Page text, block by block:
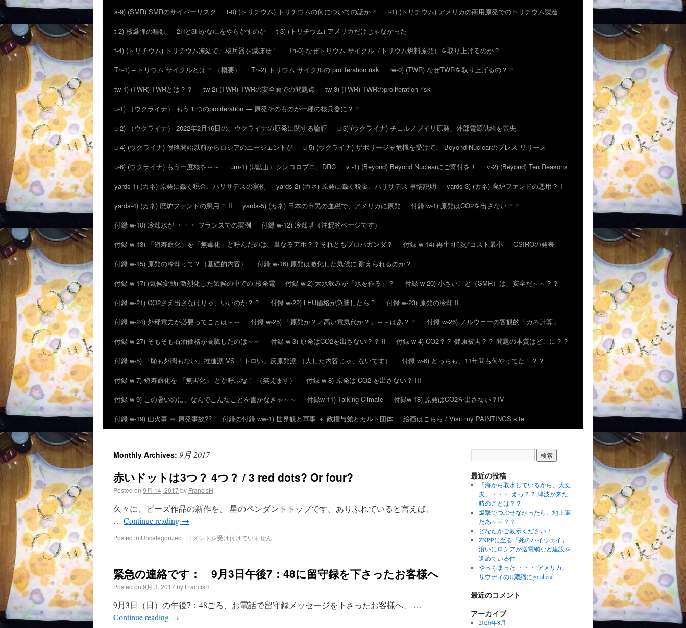
s-9) (SMR) SMRのサイバーリスク
t-0) (トリチウム) トリチウムの何についての話か？
t-1) (トリチウム) アメリカの商用原発でのトリチウム製造
t-2) 核爆弾の種類 ― 2Hと3Hがなにをやらかすのか
t-3) (トリチウム) アメリカだけじゃなかった
t-4) (トリチウム) トリチウム凍結で、核兵器を滅ぼせ！
Th-0) なぜトリウム サイクル（トリウム燃料原発）を取り上げるのか？
Th-1) – トリウム サイクルとは？ （概要）
Th-2) トリウム サイクルの proliferation risk
tw-0) (TWR) なぜTWRを取り上げるの？？
tw-1) (TWR) TWRとは？？
tw-2) (TWR) TWRの安全面での問題点
tw-3) (TWR) TWRのproliferation risk
u-1) （ウクライナ） もう１つのproliferation — 原発そのものが一種の核兵器に？？
u-2) （ウクライナ） 2022年2月16日の、ウクライナの原発に関する論評
u-3) (ウクライナ) チェルノブイリ原発、外部電源供給を喪失
u-4) (ウクライナ) 侵略開始以前からロシアのエージェントが
u-5) (ウクライナ) ザポリージャ危機を受けて、 Beyond Nuclearのプレス リリース
u-6) (ウクライナ) もう一度核を～～
um-1) (U鉱山）シンコロブエ、DRC v -1) (Beyond) Beyond Nuclearにご寄付を！
v-2) (Beyond) Ten Reasons
yards-1) (カネ) 原発に蠢く税金、パリサデスの実例
yards-2) (カネ) 原発に蠢く税金、パリサデス 事情説明
yards-3) (カネ) 廃炉ファンドの悪用？ I
yards-4) (カネ) 廃炉ファンドの悪用？ II
yards-5) (カネ) 日本の市民の血税で、アメリカに原発
付録 w-1) 原発はCO2を出さない？？
付録 w-10) 冷却水が ・・・ フランスでの実例
付録 w-12) 冷却塔（注釈的ページです）
付録 w-13) 「短寿命化」を「無毒化」と呼んだのは、単なるアホ？？それともプロパガンダ？
付録 w-14) 再生可能がコスト最小 ― CSIROの発表
付録 w-15) 原発の冷却って？（基礎的内容）
付録 w-16) 原発は激化した気候に 耐えられるのか？
付録 w-17) (気候変動) 激烈化した気候の中での 核発電
付録 w-2) 大水飲みが「水を作る」？
付録 w-20) 小さいこと（SMR）は、安全だ～～？？
付録 w-21) CO2さえ出さなけりゃ、いいのか？？
付録 w-22) LEU価格が急騰したら？
付録 w-23) 原発の冷却 II
付録 w-24) 外部電力が必要ってことは～～
付録 w-25) 「原発か？／高い電気代か？」～～はあ？？
付録 w-26) ノルウェーの客観的「カネ計算」
付録 w-27) そもそも石油価格が高騰したのは～～
付録 w-3) 原発はCO2を出さない？？ II
付録 w-4) CO2？？ 健康被害？？ 問題の本質はどこに？？
付録 w-5) 「恥も外聞もない」推進派 VS 「トロい」反原発派 （大した内容じゃ、ないです）
付録 w-6) どっちも、11年間も何やってた！？？
付録 w-7) 短寿命化を 「無害化」 とか呼ぶな！ （笑えます）
付録 w-8) 原発は CO2 を出さない？ III
付録 w-9) この暑いのに、なんでこんなことを書かなきゃ～～
付録w-11) Talking Climate
付録w-18) 原発はCO2を出さない？IV
付録 w-19) 山火事 ⇒ 原発事故??
付録の付録 ww-1) 世界観と軍事 ＋ 政権与党とカルト団体 絵画はこちら / Visit my PAINTINGS site
Monthly Archives: 9月 2017
赤いドットは3つ？ 4つ？ / 3 red dots? Or four?
Posted on 9月 14, 2017by FrancisH
久々に、ビーズ作品の新作を。 星のペンダントトップです。ありふれていると言えば、
… Continue reading →
Posted in Uncategorized | コメントを受け付けていません
緊急の連絡です： 9月3日午後7：48に留守録を下さったお客様へ
Posted on 9月 3, 2017by FrancisH
9月3日（日）の午後7：48ごろ、お電話で留守録メッセージを下さったお客様へ、 …
Continue reading →
最近の投稿
「海から取水しているから、大丈
夫」・・・ えっ？？ 津波が来た
時のことは？？
爆撃でつぶせなかったら、地上軍
だあ～～？？
どなたかご教示ください！
ZNPPに至る「死のハイウェイ」
沿いにロシアが送電網など建設を
進めている件
やっちまった ・・・ アメリカ、
サウディのU濃縮にgo ahead
最近のコメント
アーカイブ
2026年8月